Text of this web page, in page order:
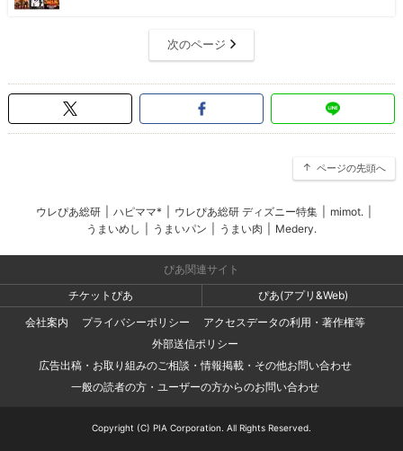
次のページ
ページの先頭へ
ウレぴあ総研 ハピママ* ウレぴあ総研 ディズニー特集 mimot.
うまいめし
うまいパン うまい肉 Medery.
ぴあ関連サイト
チケットぴあ
ぴあ(アプリ&Web)
会社案内
プライバシーポリシー
アクセスデータの利用・著作権等
外部送信ポリシー
広告出稿・お取り組みのご相談・情報掲載・その他お問い合わせ
一般の読者の方・ユーザーの方からのお問い合わせ
Copyright (C) PIA Corporation. All Rights Reserved.